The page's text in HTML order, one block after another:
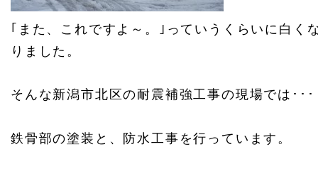
｢また、これですよ～。｣っていうくらいに白く
りました。
そんな新潟市北区の耐震補強工事の現場では･･･
鉄骨部の塗装と、防水工事を行っています。